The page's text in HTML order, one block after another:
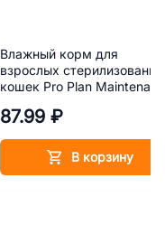
Влажный корм для
взрослых
кошек Pro Plan
соусе 85 г
87.99 ₽
В корзину